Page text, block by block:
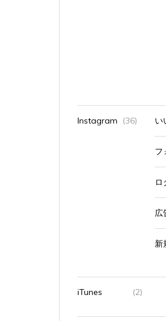
Instagram (36) い
フ
ロ
広
新
iTunes (2)